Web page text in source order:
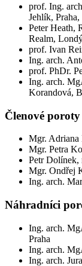
prof. Ing.
Jehlík,
Peter Heath,
Realm,
prof. Ivan
Ing. arch.
prof. PhDr.
Ing. arch.
Korandová,
Členové
Mgr.
Mgr. Petra
Petr Dolínek,
Mgr. Ondřej
Ing. arch.
Náhradníci
Ing. arch.
Praha
Ing. arch.
Ing. arch.